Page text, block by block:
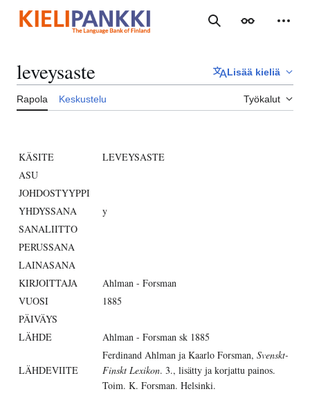
sisältöön
Haku Ulkoasu
leveysaste Lisää kieliä
Rapola Keskustelu Työkalut
KÄSITE
LEVEYSASTE
ASU
JOHDOSTYYPPI
YHDYSSANA
y
SANALIITTO
PERUSSANA
LAINASANA
KIRJOITTAJA
Ahlman - Forsman
VUOSI
1885
PÄIVÄYS
LÄHDE
Ahlman - Forsman sk 1885
LÄHDEVIITE
Ferdinand Ahlman ja Kaarlo Forsman, Svenskt-
Finskt Lexikon. 3., lisätty ja korjattu painos.
Toim. K. Forsman. Helsinki.